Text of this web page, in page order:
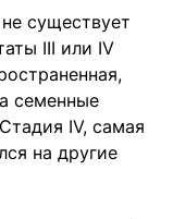
существует
III или IV
семенные
IV, самая
на другие